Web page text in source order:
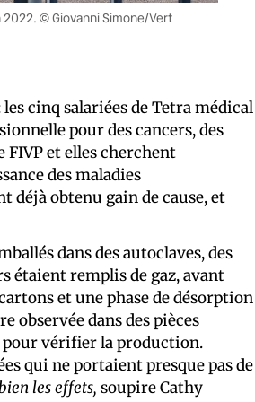
2022. © Giovanni Simone/Vert
cinq salariées de Tetra médical
pour des cancers, des
FIVP et elles cherchent
des maladies
déjà obtenu gain de cause, et
dans des autoclaves, des
étaient remplis de gaz, avant
et une phase de désorption
observée dans des pièces
vérifier la production.
qui ne portaient presque pas de
les effets, soupire Cathy